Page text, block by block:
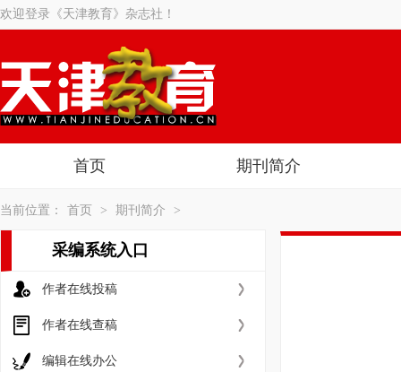
欢迎登录《天津教育》杂志社！
首页 期刊简介
当前位置： 首页 > 期刊简介 >
采编系统入口
作者在线投稿
作者在线查稿
编辑在线办公